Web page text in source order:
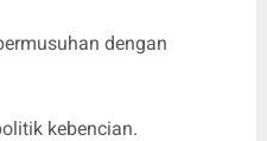
dengan
kebencian.